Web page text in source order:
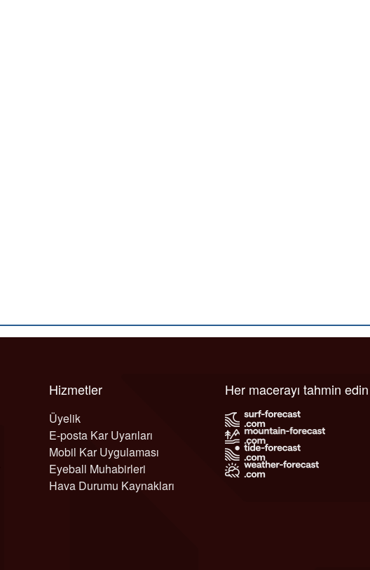
Hizmetler
Üyelik
E-posta Kar Uyarıları
Mobil Kar Uygulaması
Eyeball Muhabirleri
Hava Durumu Kaynakları
Her macerayı tahmin edin